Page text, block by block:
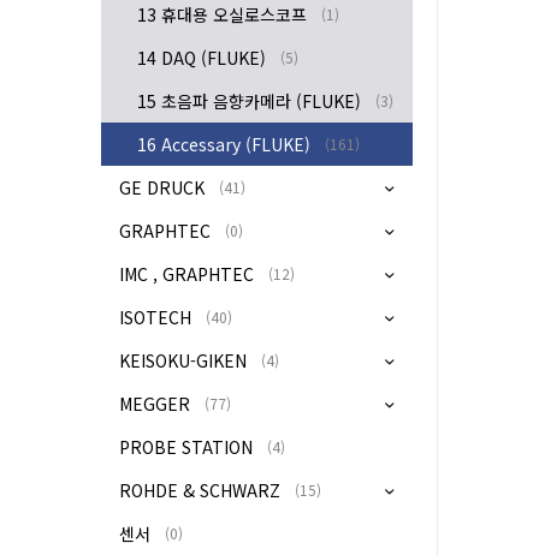
13 휴대용 오실로스코프 (1)
14 DAQ (FLUKE) (5)
15 초음파 음향카메라 (FLUKE) (3)
16 Accessary (FLUKE) (161)
GE DRUCK (41)
GRAPHTEC (0)
IMC , GRAPHTEC (12)
ISOTECH (40)
KEISOKU-GIKEN (4)
MEGGER (77)
PROBE STATION (4)
ROHDE & SCHWARZ (15)
센서 (0)